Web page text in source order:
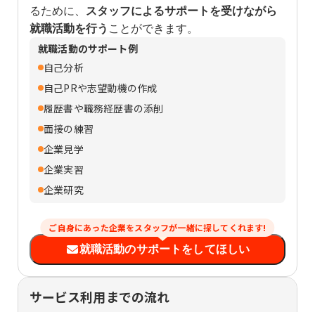
るために、
スタッフによるサポートを受けながら
就職活動を行う ことができます。
就職活動のサポート例
自己分析
自己PRや志望動機の作成
履歴書や職務経歴書の添削
面接の練習
企業見学
企業実習
企業研究
ご自身にあった企業をスタッフが一緒に探してくれます!
就職活動のサポートをしてほしい
サービス利用までの流れ